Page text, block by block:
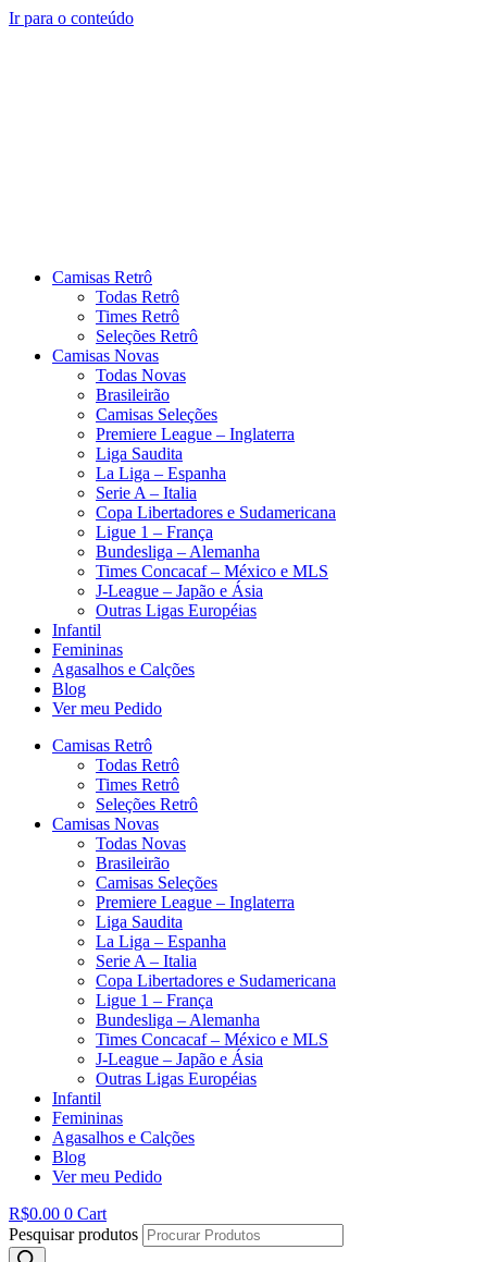
Ir para o conteúdo
Camisas Retrô
Todas Retrô
Times Retrô
Seleções Retrô
Camisas Novas
Todas Novas
Brasileirão
Camisas Seleções
Premiere League – Inglaterra
Liga Saudita
La Liga – Espanha
Serie A – Italia
Copa Libertadores e Sudamericana
Ligue 1 – França
Bundesliga – Alemanha
Times Concacaf – México e MLS
J-League – Japão e Ásia
Outras Ligas Européias
Infantil
Femininas
Agasalhos e Calções
Blog
Ver meu Pedido
Camisas Retrô
Todas Retrô
Times Retrô
Seleções Retrô
Camisas Novas
Todas Novas
Brasileirão
Camisas Seleções
Premiere League – Inglaterra
Liga Saudita
La Liga – Espanha
Serie A – Italia
Copa Libertadores e Sudamericana
Ligue 1 – França
Bundesliga – Alemanha
Times Concacaf – México e MLS
J-League – Japão e Ásia
Outras Ligas Européias
Infantil
Femininas
Agasalhos e Calções
Blog
Ver meu Pedido
R$0.00 0 Cart
Pesquisar produtos